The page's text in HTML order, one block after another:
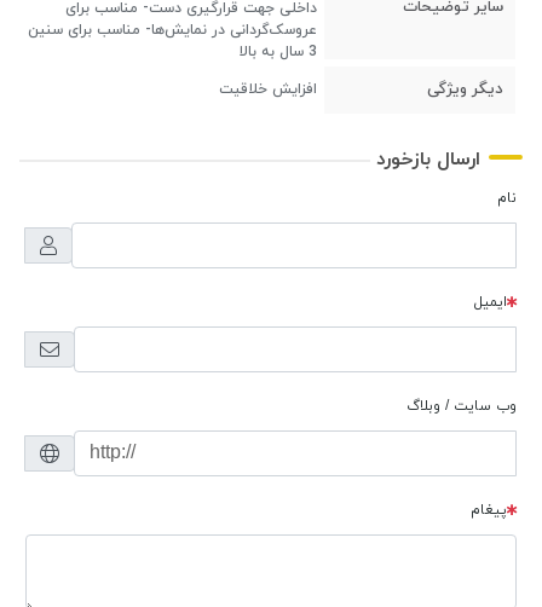
سایر توضیحات
داخلی جهت قرارگیری دست- مناسب برای
عروسک‌گردانی در نمایش‌ها- مناسب برای سنین
3 سال به بالا
دیگر ویژگی افزایش خلاقیت
ارسال بازخورد
نام
ایمیل
وب سایت / وبلاگ
پیغام